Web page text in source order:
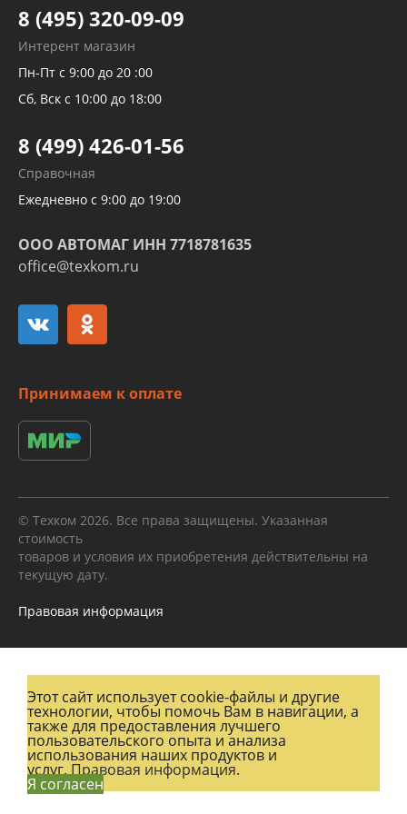
Тормозных трубок
Рукавов гидроусилителей
Рукавов компрессоров и турбин
Трубок кондиционеров
Развертка пайка медных стальных
алюминиевых трубок и штуцеров
8 (495) 320-09-09
Интерент магазин
Пн-Пт с 9:00 до 20 :00
Сб, Вск с 10:00 до 18:00
8 (499) 426-01-56
Справочная
Ежедневно с 9:00 до 19:00
ООО АВТОМАГ ИНН 7718781635
office@texkom.ru
Принимаем к оплате
© Техком 2026. Все права защищены. Указанная
стоимость
товаров и условия их приобретения действительны на
текущую дату.
Правовая информация
Этот сайт использует cookie-файлы и другие
технологии, чтобы помочь Вам в навигации, а
также для предоставления лучшего
пользовательского опыта и анализа
использования наших продуктов и
услуг.Правовая информация.
Я согласен